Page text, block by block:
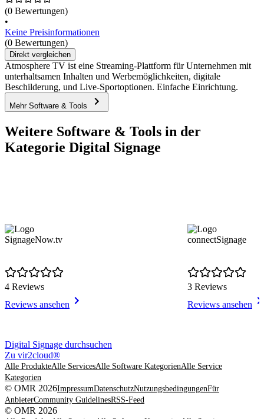
(0 Bewertungen)
•
Keine Preisinformationen
(0 Bewertungen)
Direkt vergleichen
Atmosphere TV ist eine Streaming-Plattform für Unternehmen mit
unterhaltsamen Inhalten und Werbemöglichkeiten, digitale
Beschilderung, und Live-Sportoptionen. Einfache Einrichtung.
Mehr Software & Tools
Weitere Software & Tools in der
Kategorie Digital Signage
SignageNow.tv
4 Reviews
Reviews ansehen
connectSignage
3 Reviews
Reviews ansehen
Item
1
of
8
Digital Signage durchsuchen
Zu vir2cloud®
Alle ProdukteAlle ServicesAlle Software KategorienAlle Service
Kategorien
© OMR 2026ImpressumDatenschutzNutzungsbedingungenFür
AnbieterCommunity GuidelinesRSS-Feed
© OMR 2026